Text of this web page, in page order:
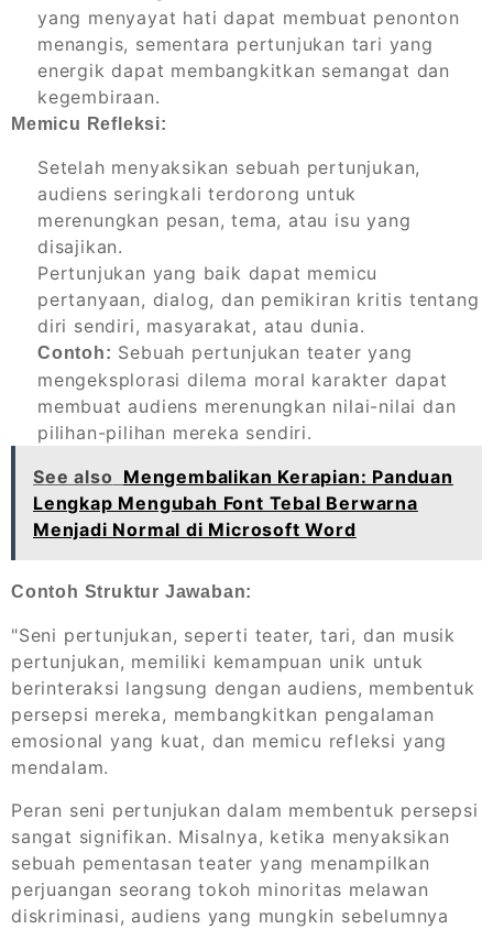
yang menyayat hati dapat membuat penonton
menangis, sementara pertunjukan tari yang
energik dapat membangkitkan semangat dan
kegembiraan.
Memicu Refleksi:
Setelah menyaksikan sebuah pertunjukan,
audiens seringkali terdorong untuk
merenungkan pesan, tema, atau isu yang
disajikan.
Pertunjukan yang baik dapat memicu
pertanyaan, dialog, dan pemikiran kritis tentang
diri sendiri, masyarakat, atau dunia.
Contoh: Sebuah pertunjukan teater yang
mengeksplorasi dilema moral karakter dapat
membuat audiens merenungkan nilai-nilai dan
pilihan-pilihan mereka sendiri.
See also Mengembalikan Kerapian: Panduan
Lengkap Mengubah Font Tebal Berwarna
Menjadi Normal di Microsoft Word
Contoh Struktur Jawaban:
"Seni pertunjukan, seperti teater, tari, dan musik
pertunjukan, memiliki kemampuan unik untuk
berinteraksi langsung dengan audiens, membentuk
persepsi mereka, membangkitkan pengalaman
emosional yang kuat, dan memicu refleksi yang
mendalam.
Peran seni pertunjukan dalam membentuk persepsi
sangat signifikan. Misalnya, ketika menyaksikan
sebuah pementasan teater yang menampilkan
perjuangan seorang tokoh minoritas melawan
diskriminasi, audiens yang mungkin sebelumnya